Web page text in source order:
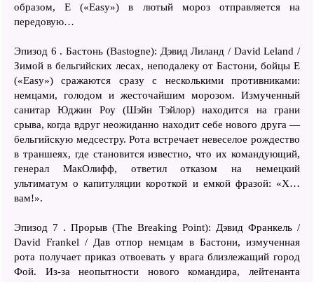
образом, E («Easy») в лютый мороз отправляется на
передовую…
Эпизод 6 . Бастонь (Bastogne): Дэвид Лиланд / David Leland /
Зимой в бельгийских лесах, неподалеку от Бастони, бойцы E
(«Easy») сражаются сразу с несколькими противниками:
немцами, голодом и жесточайшим морозом. Измученный
санитар Юджин Роу (Шэйн Тэйлор) находится на грани
срыва, когда вдруг неожиданно находит себе нового друга —
бельгийскую медсестру. Рота встречает невеселое рождество
в траншеях, где становится известно, что их командующий,
генерал МакОлифф, ответил отказом на немецкий
ультиматум о капитуляции короткой и емкой фразой: «Х…
вам!».
Эпизод 7 . Прорыв (The Breaking Point): Дэвид Франкель /
David Frankel / Дав отпор немцам в Бастони, измученная
рота получает приказ отвоевать у врага близлежащий город
Фой. Из-за неопытности нового командира, лейтенанта